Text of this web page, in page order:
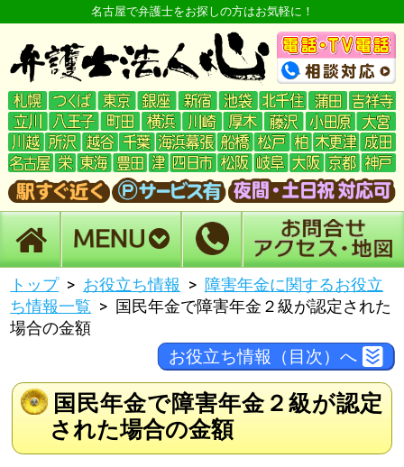
名古屋で弁護士をお探しの方はお気軽に！
トップ お役立ち情報
障害年金に関するお役立
ち情報一覧
国民年金で障害年金２級が認定された
場合の金額
お役立ち情報（目次）へ
国民年金で障害年金２級が認定
された場合の金額